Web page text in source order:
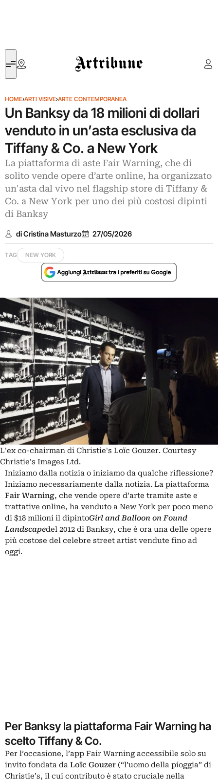
Artribune
HOME›ARTI VISIVE›ARTE CONTEMPORANEA
Un Banksy da 18 milioni di dollari
venduto in un’asta esclusiva da
Tiffany & Co. a New York
La piattaforma di aste Fair Warning, che di
solito vende opere d’arte online, ha organizzato
un'asta dal vivo nel flagship store di Tiffany &
Co. a New York per uno dei più costosi dipinti
di Banksy
di Cristina Masturzo 27/05/2026
TAG NEW YORK
L'ex co-chairman di Christie's Loïc Gouzer. Courtesy
Christie's Images Ltd.
Iniziamo dalla notizia o iniziamo da qualche riflessione?
Iniziamo necessariamente dalla notizia. La piattaforma
Fair Warning, che vende opere d’arte tramite aste e
trattative online, ha venduto a New York per poco meno
di $18 milioni il dipintoGirl and Balloon on Found
Landscapedel 2012 di Banksy, che è ora una delle opere
più costose del celebre street artist vendute fino ad
oggi.
Per Banksy la piattaforma Fair Warning ha
scelto Tiffany & Co.
Per l’occasione, l’app Fair Warning accessibile solo su
invito fondata da Loïc Gouzer (“l’uomo della pioggia” di
Christie’s, il cui contributo è stato cruciale nella